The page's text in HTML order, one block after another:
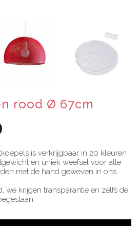
rood Ø 67cm
is verkrijgbaar in 20 kleuren
en uniek weefsel voor alle
met de hand geweven in ons
we krijgen transparantie en zelfs de